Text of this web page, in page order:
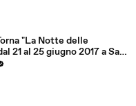
"La Notte delle
21 al 25 giugno 2017 a San